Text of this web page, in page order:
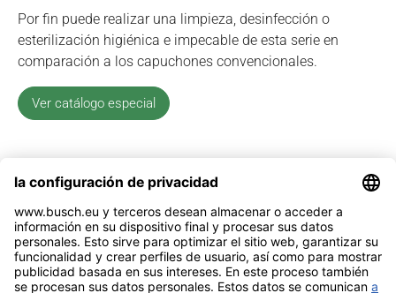
Por fin puede realizar una limpieza, desinfección o
esterilización higiénica e impecable de esta serie en
comparación a los capuchones convencionales.
Ver catálogo especial
Recomendaciones de uso